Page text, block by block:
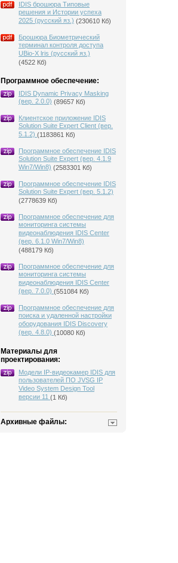
IDIS брошюра Типовые
решения и Истории успеха
2025 (русский яз.) (230610 Кб)
Брошюра Биометрический
терминал контроля доступа
UBio-X lris (русский яз.)
(4522 Кб)
Программное обеспечение:
IDIS Dynamic Privacy Masking
(вер. 2.0.0) (89657 Кб)
Клиентское приложение IDIS
Solution Suite Expert Client (вер.
5.1.2) (1183861 Кб)
Программное обеспечение IDIS
Solution Suite Expert (вер. 4.1.9
Win7/Win8) (2583301 Кб)
Программное обеспечение IDIS
Solution Suite Expert (вер. 5.1.2)
(2778639 Кб)
Программное обеспечение для
мониторинга системы
видеонаблюдения IDIS Center
(вер. 6.1.0 Win7/Win8)
(488179 Кб)
Программное обеспечение для
мониторинга системы
видеонаблюдения IDIS Center
(вер. 7.0.0) (551084 Кб)
Программное обеспечение для
поиска и удаленной настройки
оборудования IDIS Discovery
(вер. 4.8.0) (10080 Кб)
Материалы для
проектирования:
Модели IP-видеокамер IDIS для
пользователей ПО JVSG IP
Video System Design Tool
версии 11 (1 Кб)
Архивные файлы: